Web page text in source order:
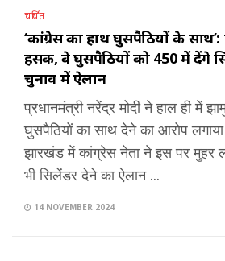
चर्चित
‘कांग्रेस का हाथ घुसपैठियों के
हिंसक, वे घुसपैठियों को ₹450 में देंगे
चुनाव में ऐलान
प्रधानमंत्री नरेंद्र मोदी ने हाल ही में
घुसपैठियों का साथ देने का आरोप
झारखंड में कांग्रेस नेता ने इस पर मुहर
भी सिलेंडर देने का ऐलान ...
14 NOVEMBER 2024